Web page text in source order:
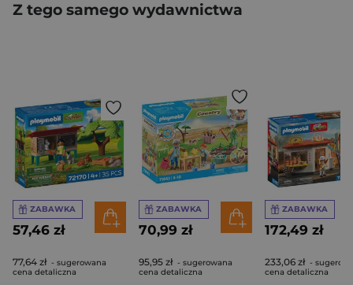
Z tego samego wydawnictwa
ZABAWKA
57,46 zł
77,64 zł - sugerowana
cena detaliczna
ZABAWKA
70,99 zł
95,95 zł - sugerowana
cena detaliczna
ZABAWKA
172,49 zł
233,06 zł -
cena detaliczna